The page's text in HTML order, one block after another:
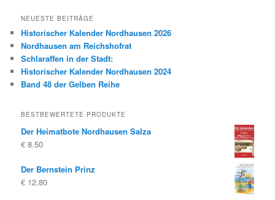
NEUESTE BEITRÄGE
Historischer Kalender Nordhausen 2026
Nordhausen am Reichshofrat
Schlaraffen in der Stadt:
Historischer Kalender Nordhausen 2024
Band 48 der Gelben Reihe
BESTBEWERTETE PRODUKTE
Der Heimatbote Nordhausen Salza
€ 8.50
Der Bernstein Prinz
€ 12.80